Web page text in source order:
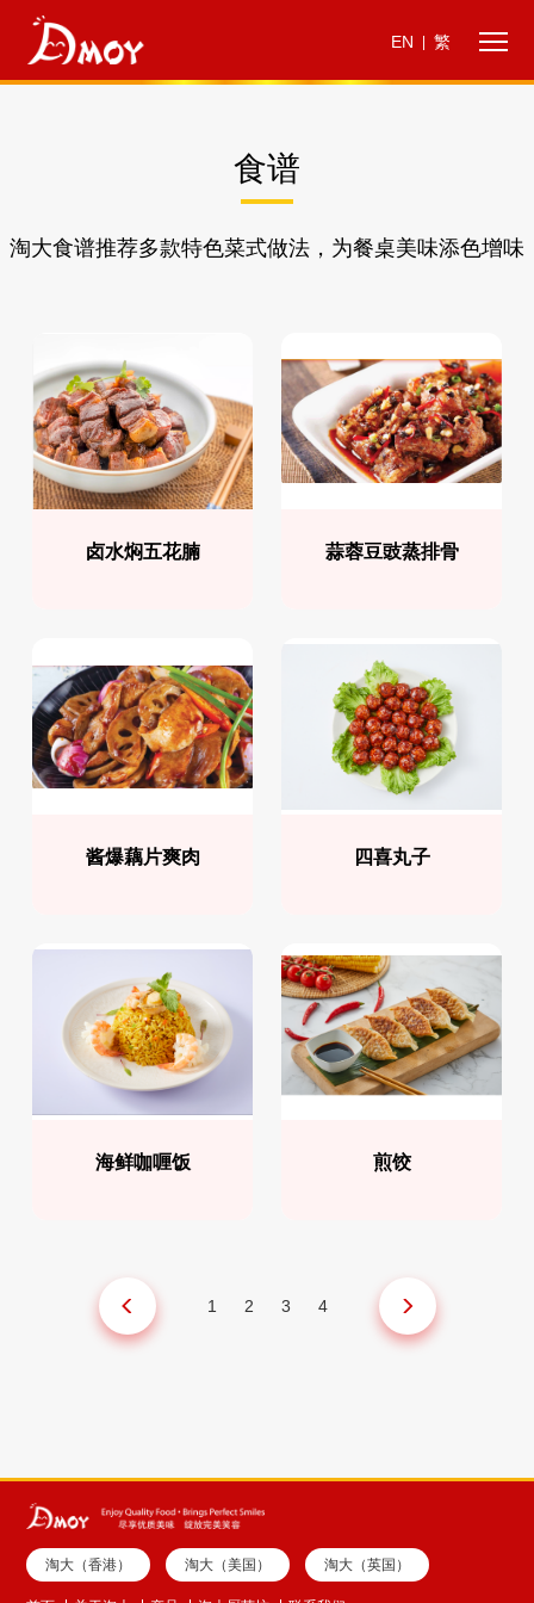
EN 繁
食谱
淘大食谱推荐多款特色菜式做法，为餐桌美味添色增味
卤水焖五花腩 蒜蓉豆豉蒸排骨
酱爆藕片爽肉 四喜丸子
海鲜咖喱饭 煎饺
1 2 3 4
淘大（香港） 淘大（美国） 淘大（英国）